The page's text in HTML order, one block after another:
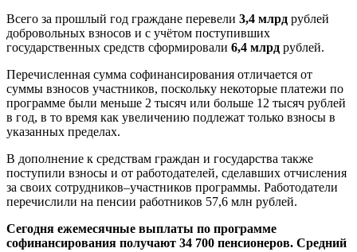
Всего за прошлый год граждане перевели 3,4 млрд рублей
добровольных взносов и с учётом поступивших
государственных средств сформировали 6,4 млрд рублей.
Перечисленная сумма софинансирования отличается от
суммы взносов участников, поскольку некоторые платежи по
программе были меньше 2 тысяч или больше 12 тысяч рублей
в год, в то время как увеличению подлежат только взносы в
указанных пределах.
В дополнение к средствам граждан и государства также
поступили взносы и от работодателей, сделавших отчисления
за своих сотрудников–участников программы. Работодатели
перечислили на пенсии работников 57,6 млн рублей.
Сегодня ежемесячные выплаты по программе
софинансирования получают 34 700 пенсионеров. Средний